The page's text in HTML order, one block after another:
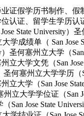
假学历书制作、假
认证、留学生学历
State University）圣
学成绩单（ San
圣何塞州立大学（
立大学文凭（San
圣何塞州立大学学历
立大学（San Jose
立大学学位证（San
San Jose State